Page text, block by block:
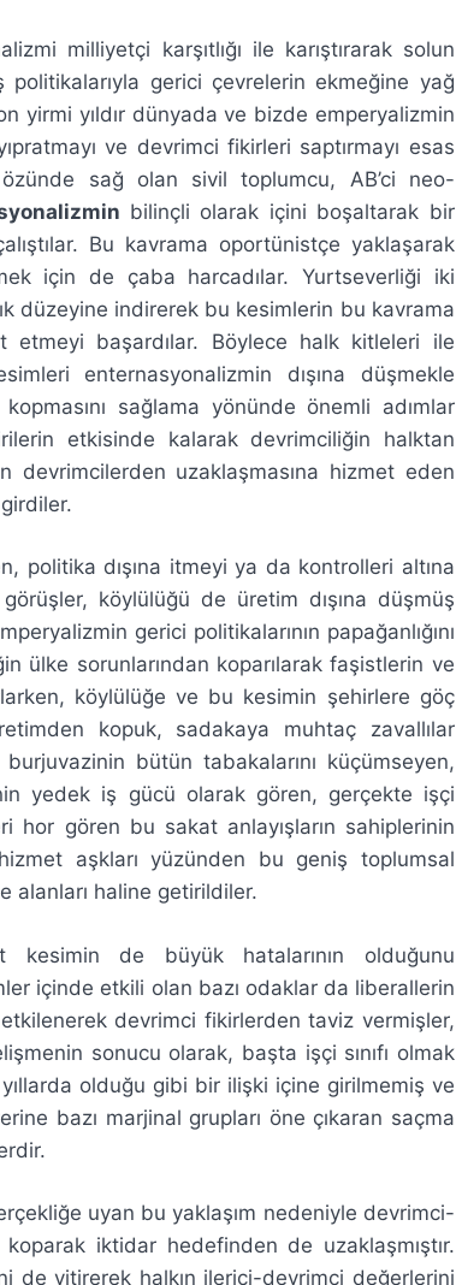
milliyetçi karşıtlığı ile karıştırarak solun
gerici çevrelerin ekmeğine yağ
yirmi yıldır dünyada ve bizde emperyalizmin
ve devrimci fikirleri saptırmayı esas
sağ olan sivil toplumcu, AB’ci neo-
bilinçli olarak içini boşaltarak bir
Bu kavrama oportünistçe yaklaşarak
için de çaba harcadılar. Yurtseverliği iki
düzeyine indirerek bu kesimlerin bu kavrama
etmeyi başardılar. Böylece halk kitleleri ile
enternasyonalizmin dışına düşmekle
sağlama yönünde önemli adımlar
etkisinde kalarak devrimciliğin halktan
devrimcilerden uzaklaşmasına hizmet eden
politika dışına itmeyi ya da kontrolleri altına
köylülüğü de üretim dışına düşmüş
gerici politikalarının papağanlığını
ülke sorunlarından koparılarak faşistlerin ve
köylülüğe ve bu kesimin şehirlere göç
kopuk, sadakaya muhtaç zavallılar
bütün tabakalarını küçümseyen,
yedek iş gücü olarak gören, gerçekte işçi
hor gören bu sakat anlayışların sahiplerinin
aşkları yüzünden bu geniş toplumsal
alanları haline getirildiler.
kesimin de büyük hatalarının olduğunu
içinde etkili olan bazı odaklar da liberallerin
devrimci fikirlerden taviz vermişler,
sonucu olarak, başta işçi sınıfı olmak
olduğu gibi bir ilişki içine girilmemiş ve
bazı marjinal grupları öne çıkaran saçma
uyan bu yaklaşım nedeniyle devrimci-
iktidar hedefinden de uzaklaşmıştır.
de yitirerek halkın ilerici-devrimci değerlerini